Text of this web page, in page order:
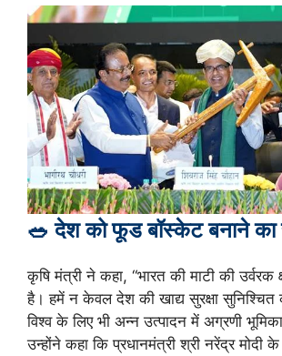
🥗 देश को फूड बॉस्केट बनाने
कृषि मंत्री ने कहा, “भारत की माटी की उर्वरक
है। हमें न केवल देश की खाद्य सुरक्षा सुनिश्चित
विश्व के लिए भी अन्न उत्पादन में अग्रणी
उन्होंने कहा कि प्रधानमंत्री श्री नरेंद्र मोदी के